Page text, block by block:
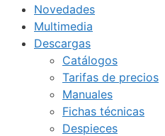
Novedades
Multimedia
Descargas
Catálogos
Tarifas de precios
Manuales
Fichas técnicas
Despieces